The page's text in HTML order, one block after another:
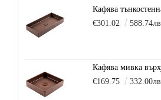
€301.02
588.74лв.
€169.75
332.00лв.